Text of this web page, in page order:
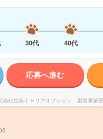
30代 40代
応募へ進む
会社綜合キャリアオプション 製造事業部